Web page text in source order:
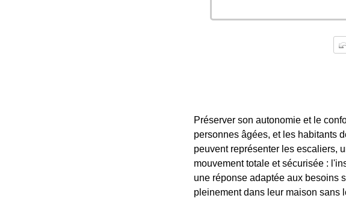
Préserver son autonomie et le
personnes âgées, et les habitants
peuvent représenter les escaliers,
mouvement totale et sécurisée :
une réponse adaptée aux besoins
pleinement dans leur maison sans